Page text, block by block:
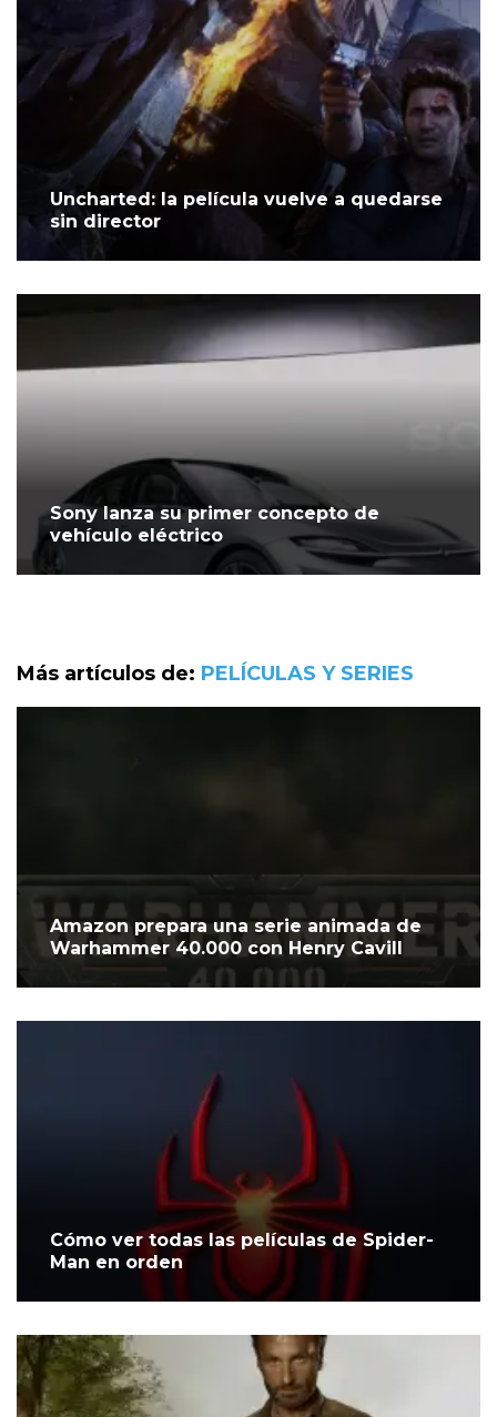
Uncharted: la película vuelve a quedarse
sin director
Sony lanza su primer concepto de
vehículo eléctrico
Más artículos de: PELÍCULAS Y SERIES
Amazon prepara una serie animada de
Warhammer 40.000 con Henry Cavill
Cómo ver todas las películas de Spider-
Man en orden